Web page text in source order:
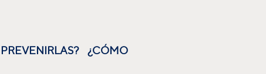
¿CÓMO